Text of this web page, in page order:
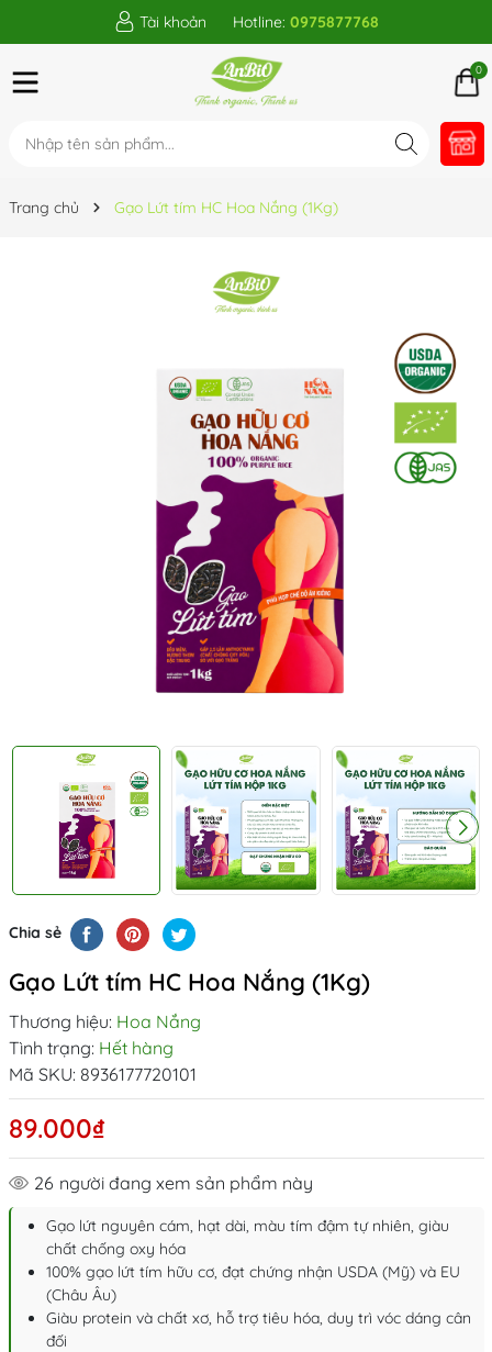
Tài khoản Hotline: 0975877768
0
Trang chủ Gạo Lứt tím HC Hoa Nắng (1Kg)
Chia sẻ
Gạo Lứt tím HC Hoa Nắng (1Kg)
Thương hiệu: Hoa Nắng
Tình trạng: Hết hàng
Mã SKU: 8936177720101
89.000₫
26 người đang xem sản phẩm này
Gạo lứt nguyên cám, hạt dài, màu tím đậm tự nhiên, giàu
chất chống oxy hóa
100% gạo lứt tím hữu cơ, đạt chứng nhận USDA (Mỹ) và EU
(Châu Âu)
Giàu protein và chất xơ, hỗ trợ tiêu hóa, duy trì vóc dáng cân
đối